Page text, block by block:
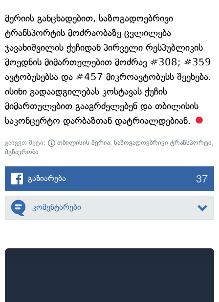
მერიის განცხადებით, საზოგადოებრივი
ტრანსპორტის მოძრაობაზე ცვლილება
ჯავახიშვილის ქუჩიდან პირველი რესპუბლიკის
მოედნის მიმართულებით მოძრავ #308; #359
ავტობუსებსა და #457 მიკროავტობუსს შეეხება.
ისინი გადაადგილებას კოსტავას ქუჩის
მიმართულებით გააგრძელებენ და თბილისის
საკონცერტო დარბაზთან დატრიალდებიან.
გაიგეთ მეტი: თბილისის მერია, საზოგადოებრივი ტრანსპორტი,
მგზავრობა
გაზიარება 37
კომენტარები